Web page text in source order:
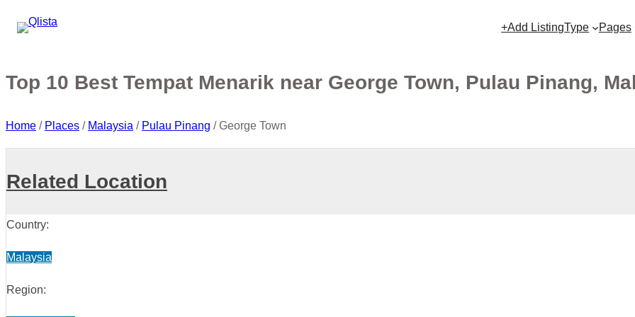
+Add ListingType Pages
Top 10 Best Tempat Menarik near George Town, Pulau Pinang,
Home / Places / Malaysia / Pulau Pinang /George Town
Related Location
Country:
Malaysia
Region: